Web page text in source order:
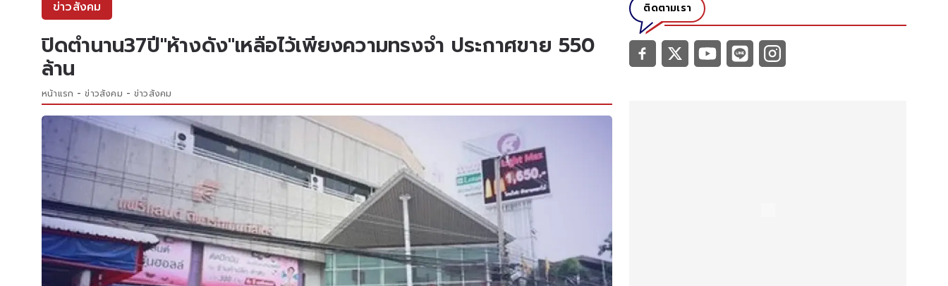
ข่าวสังคม
ปิดตำนาน37ปี"ห้างดัง"เหลือไว้เพียงความทรงจำ ประกาศขาย 550
ล้าน
หน้าแรก ข่าวสังคม ข่าวสังคม
ติดตามเรา